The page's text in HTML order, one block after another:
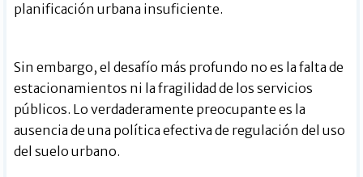
planificación urbana insuficiente.
Sin embargo, el desafío más profundo no es la falta de
estacionamientos ni la fragilidad de los servicios
públicos. Lo verdaderamente preocupante es la
ausencia de una política efectiva de regulación del uso
del suelo urbano.